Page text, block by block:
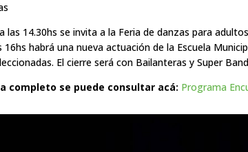
las 14.30hs se invita a la Feria de danzas para
16hs habrá una nueva actuación de la Escuela
El cierre será con Bailanteras y Super
completo se puede consultar acá: Programa